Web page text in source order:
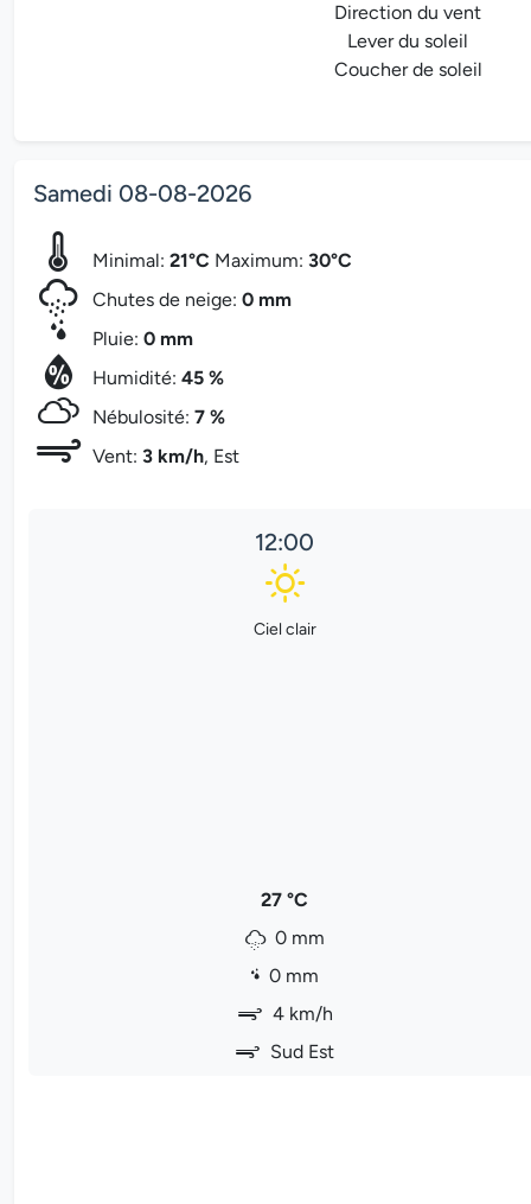
Direction du vent
Lever du soleil
Coucher de soleil
Samedi 08-08-2026
Minimal: 21°C Maximum: 30°C
Chutes de neige: 0 mm
Pluie: 0 mm
Humidité: 45 %
Nébulosité: 7 %
Vent: 3 km/h, Est
12:00
Ciel clair
27 °C
0 mm
0 mm
4 km/h
Sud Est